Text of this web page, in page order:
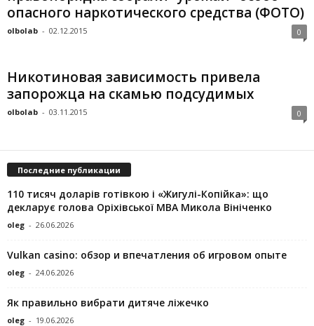
опасного наркотического средства (ФОТО)
olbolab - 02.12.2015 0
Никотиновая зависимость привела
запорожца на скамью подсудимых
olbolab - 03.11.2015 0
Последние публикации
110 тисяч доларів готівкою і «Жигулі-Копійка»: що
декларує голова Оріхівської МВА Микола Вініченко
oleg - 26.06.2026
Vulkan casino: обзор и впечатления об игровом опыте
oleg - 24.06.2026
Як правильно вибрати дитяче ліжечко
oleg - 19.06.2026